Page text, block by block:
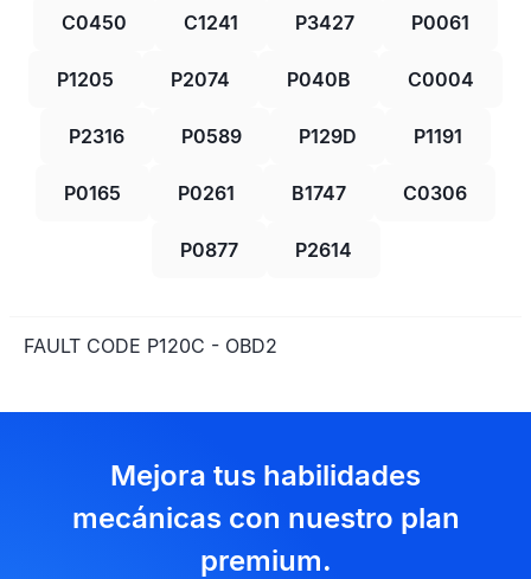
C0450 C1241 P3427 P0061
P1205 P2074 P040B C0004
P2316 P0589 P129D P1191
P0165 P0261 B1747 C0306
P0877 P2614
FAULT CODE P120C - OBD2
Mejora tus habilidades
mecánicas con nuestro plan
premium.